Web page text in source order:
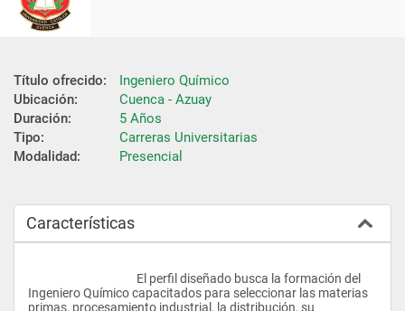
Título ofrecido:
Ingeniero Químico
Ubicación:
Cuenca - Azuay
Duración:
5 Años
Tipo:
Carreras Universitarias
Modalidad:
Presencial
Características
Ingeniero Químico capacitados para seleccionar las materias
primas, procesamiento industrial, la distribución, su